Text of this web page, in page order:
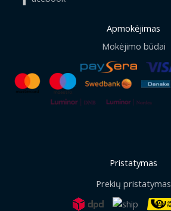
Apmokėjimas
Mokėjimo būdai
Pristatymas
Prekių pristatymas